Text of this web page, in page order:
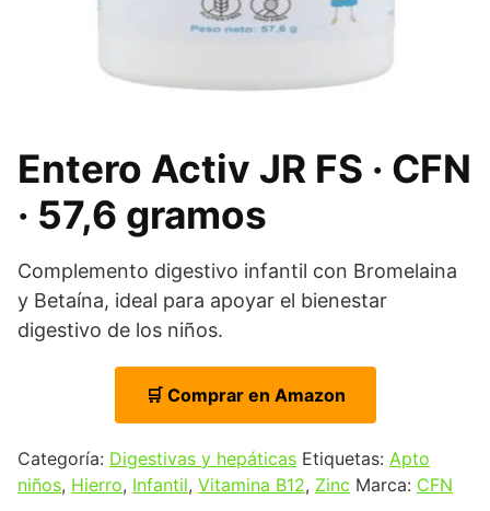
Entero Activ JR FS · CFN
· 57,6 gramos
Complemento digestivo infantil con Bromelaina
y Betaína, ideal para apoyar el bienestar
digestivo de los niños.
🛒 Comprar en Amazon
Categoría: Digestivas y hepáticas Etiquetas: Apto
niños, Hierro, Infantil, Vitamina B12, Zinc Marca: CFN